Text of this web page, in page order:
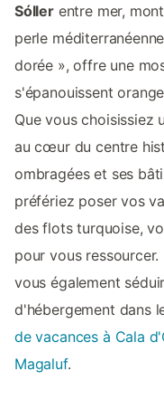
Sóllerentre mer,
perle
dorée », offre une
s'épanouissent
Que vous choisissiez
au cœur du centre
ombragées et ses
préfériez poser vos
des flots turquoise,
pour vous
vous également
d'hébergement dans
de vacances à Cala
Magaluf.